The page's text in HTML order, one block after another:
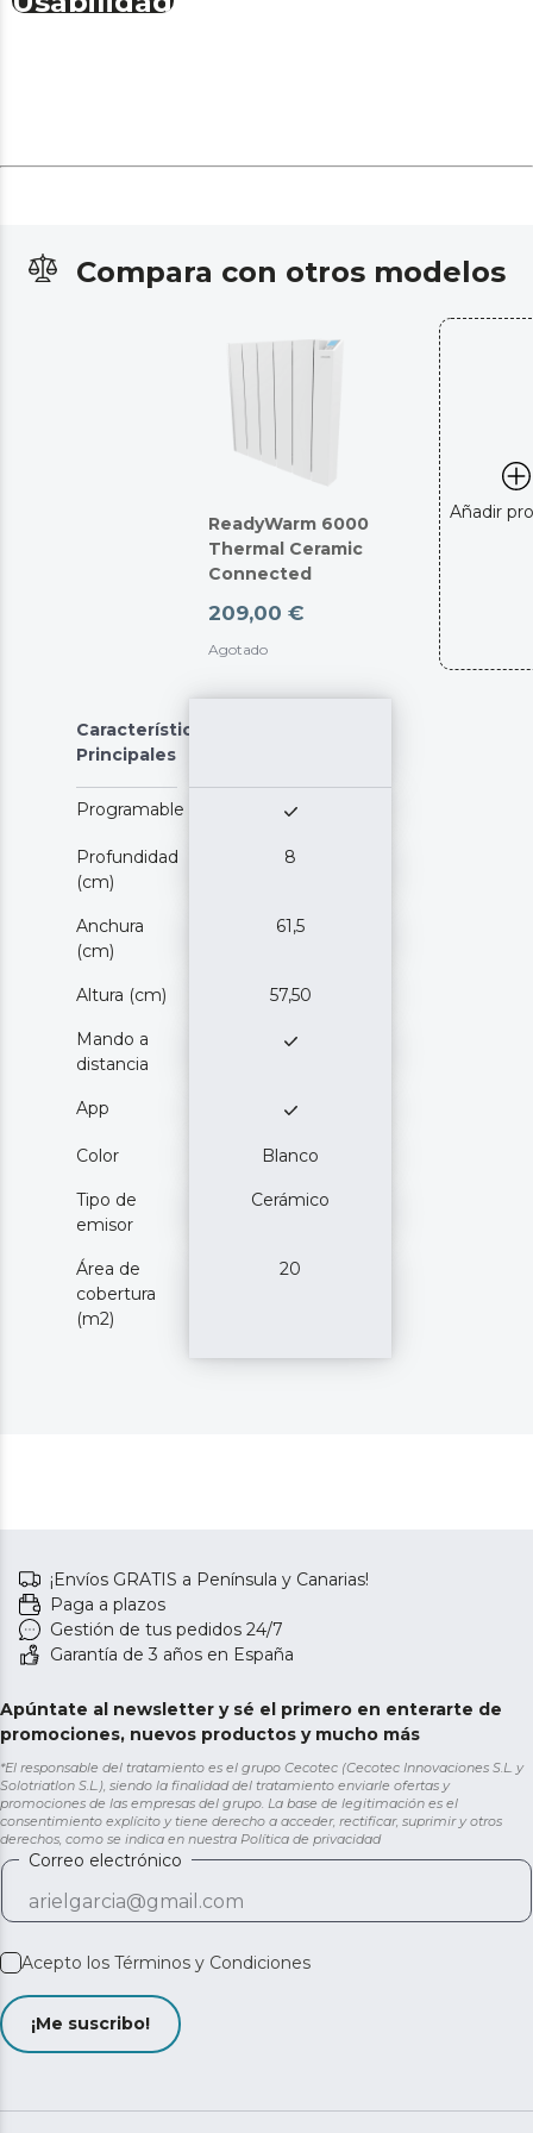
Compara con otros modelos
ReadyWarm 6000
Thermal Ceramic
Connected
209,00 €
Agotado
Añadir
Características
Principales
Programable
Profundidad
(cm)
8
Anchura
(cm)
61,5
Altura (cm) 57,50
Mando a
distancia
App
Color Blanco
Tipo de
emisor
Cerámico
Área de
cobertura
(m2)
20
¡Envíos GRATIS a Península y Canarias!
Paga a plazos
Gestión de tus pedidos 24/7
Garantía de 3 años en España
Apúntate al newsletter y sé el primero en enterarte de
promociones, nuevos productos y mucho más
*El responsable del tratamiento es el grupo Cecotec (Cecotec Innovaciones S.L. y
Solotriatlon S.L.), siendo la finalidad del tratamiento enviarle ofertas y
promociones de las empresas del grupo. La base de legitimación es el
consentimiento explícito y tiene derecho a acceder, rectificar, suprimir y otros
derechos, como se indica en nuestra Política de privacidad
Correo electrónico
Acepto los Términos y Condiciones
¡Me suscribo!